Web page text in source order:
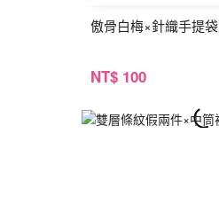
傲骨白梅×針織手提袋
NT$ 100